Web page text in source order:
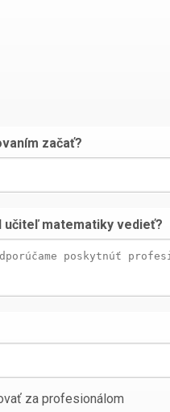
začať?
učiteľ matematiky vedieť?
za profesionálom